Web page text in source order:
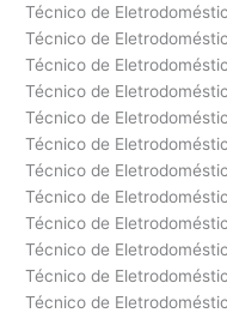
Técnico de
Técnico de
Técnico de
Técnico de
Técnico de
Técnico de
Técnico de
Técnico de
Técnico de
Técnico de
Técnico de
Técnico de